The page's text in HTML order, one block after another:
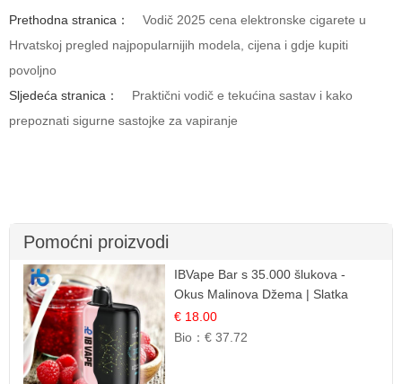
Prethodna stranica：
Vodič 2025 cena elektronske cigarete u
Hrvatskoj pregled najpopularnijih modela, cijena i gdje kupiti
povoljno
Sljedeća stranica：
Praktični vodič e tekućina sastav i kako
prepoznati sigurne sastojke za vapiranje
Pomoćni proizvodi
IBVape Bar s 35.000 šlukova -
Okus Malinova Džema | Slatka
Voćna Aroma
€ 18.00
Bio：€ 37.72